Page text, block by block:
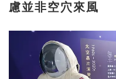
慮並非空穴來風